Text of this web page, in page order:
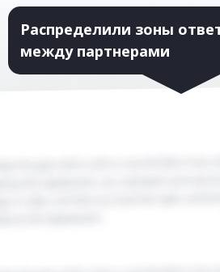
Распределили зоны
между партнерами